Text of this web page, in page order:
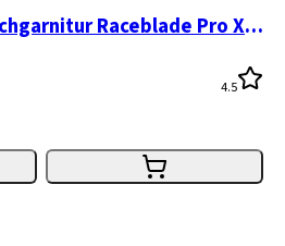
SKS Steckschutzblechgarnitur Raceblade Pro XL 28" schwarz
4.5